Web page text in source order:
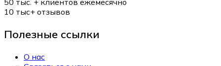
10 тыс+ отзывов
Полезные ссылки
О нас